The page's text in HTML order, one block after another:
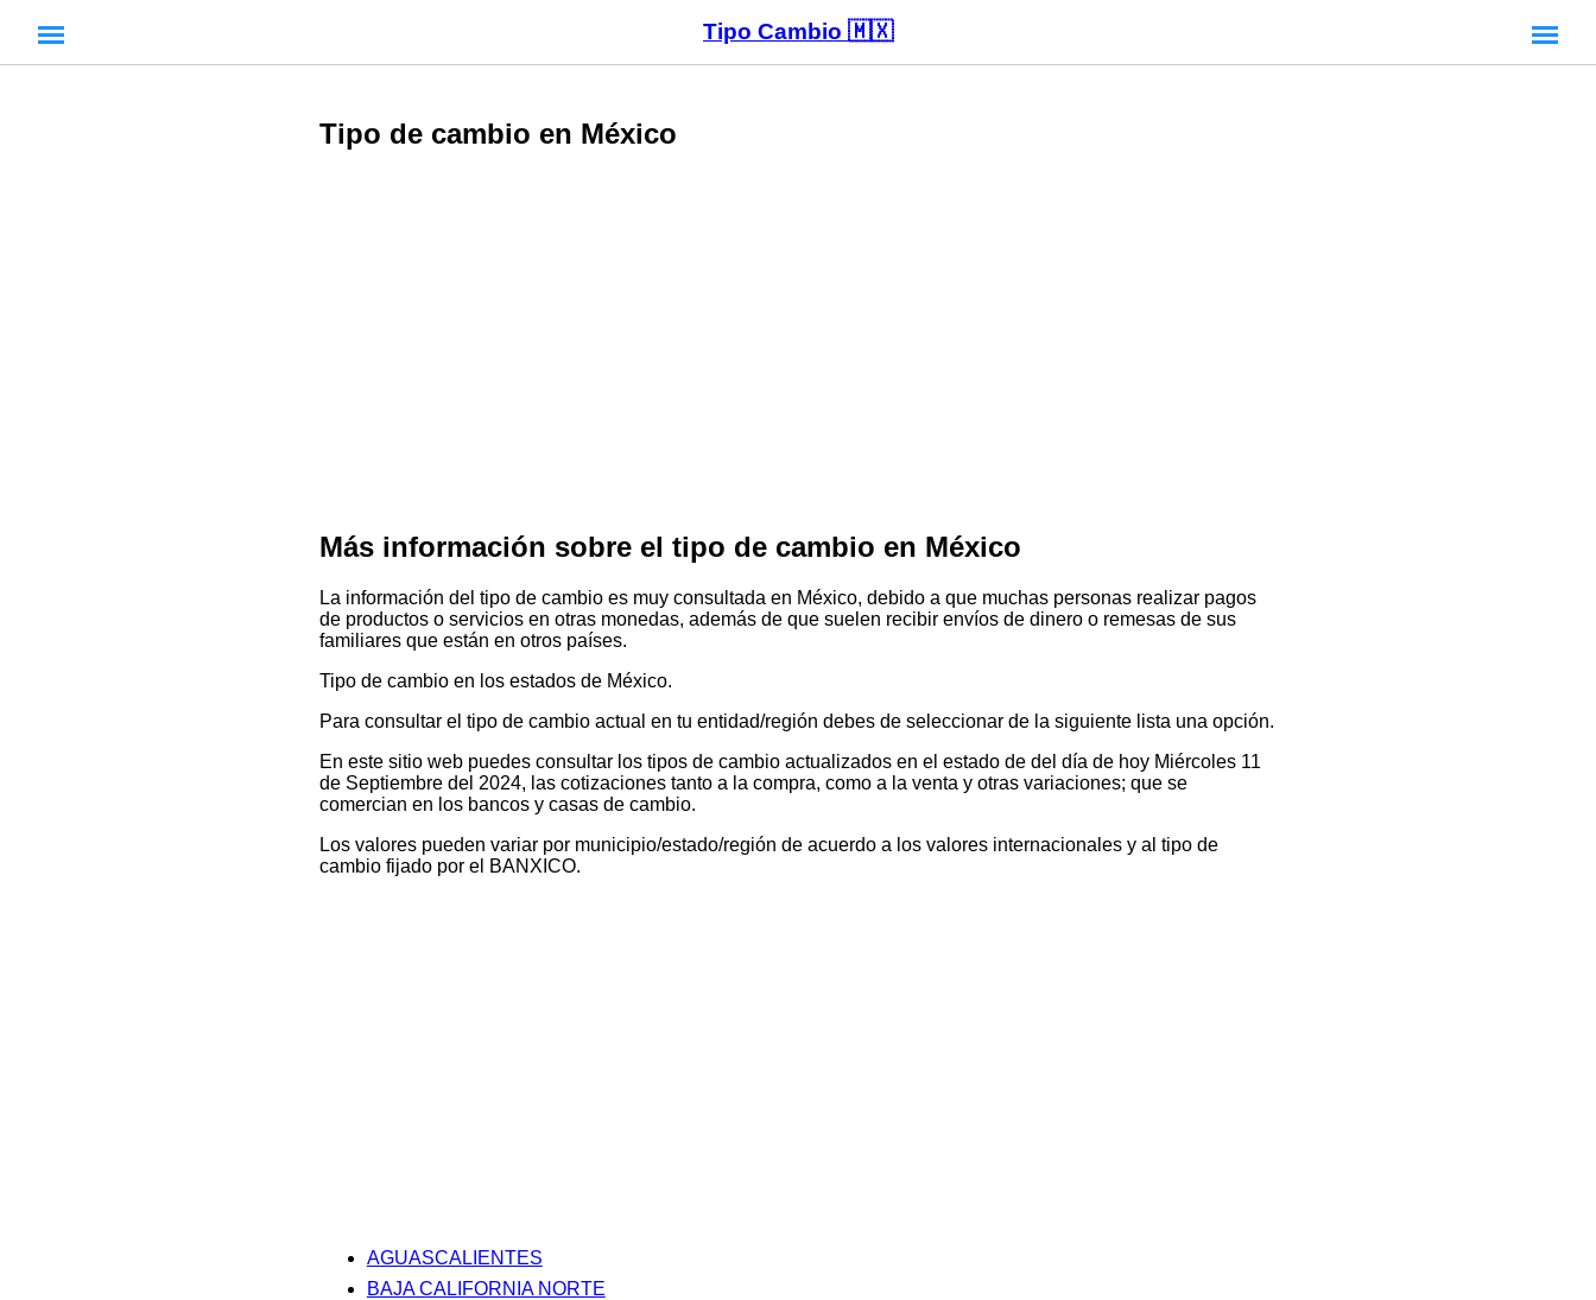
Tipo Cambio 🇲🇽
Tipo de cambio en México
Más información sobre el tipo de cambio en México
La información del tipo de cambio es muy consultada en México, debido a que muchas personas realizar pagos
de productos o servicios en otras monedas, además de que suelen recibir envíos de dinero o remesas de sus
familiares que están en otros países.
Tipo de cambio en los estados de México.
Para consultar el tipo de cambio actual en tu entidad/región debes de seleccionar de la siguiente lista una opción.
En este sitio web puedes consultar los tipos de cambio actualizados en el estado de del día de hoy Miércoles 11
de Septiembre del 2024, las cotizaciones tanto a la compra, como a la venta y otras variaciones; que se
comercian en los bancos y casas de cambio.
Los valores pueden variar por municipio/estado/región de acuerdo a los valores internacionales y al tipo de
cambio fijado por el BANXICO.
AGUASCALIENTES
BAJA CALIFORNIA NORTE